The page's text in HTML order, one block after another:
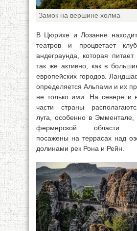
Замок на вершине холма
В Цюрихе и Лозанне
театров и процветает
андеграунда, которая
так же активно, как в
европейских городов.
определяется Альпами и их
не только ими. На севере и
части страны
луга, особенно в Эмментале,
фермерской области.
посажены на террасах над
долинами рек Рона и Рейн.